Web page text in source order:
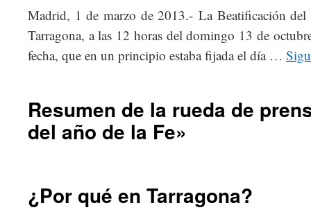
Madrid, 1 de marzo de 2013.- La Beatificación
Tarragona, a las 12 horas del domingo 13 de
fecha, que en un principio estaba fijada el día …
Resumen de la rueda de
del año de la Fe»
¿Por qué en Tarragona?